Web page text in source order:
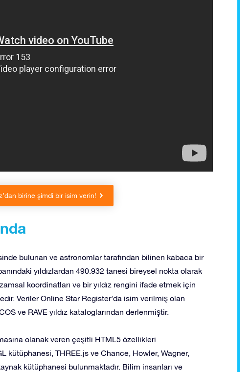
birine şimdi bir isim verin!
bulunan ve astronomlar tarafından bilinen kabaca bir
yıldızlardan 490.932 tanesi bireysel nokta olarak
koordinatları ve bir yıldız rengini ifade etmek için
Veriler Online Star Register’da isim verilmiş olan
ve RAVE yıldız kataloglarından derlenmiştir.
olanak veren çeşitli HTML5 özellikleri
kütüphanesi, THREE.js ve Chance, Howler, Wagner,
kütüphanesi bulunmaktadır. Bilim insanları ve